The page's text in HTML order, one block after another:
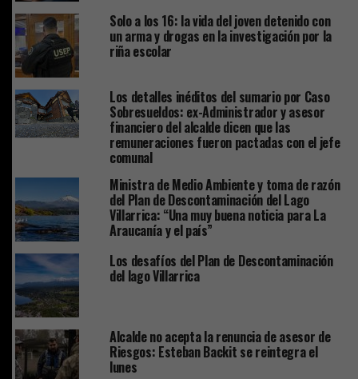
Solo a los 16: la vida del joven detenido con
un arma y drogas en la investigación por la
riña escolar
Los detalles inéditos del sumario por Caso
Sobresueldos: ex-Administrador y asesor
financiero del alcalde dicen que las
remuneraciones fueron pactadas con el jefe
comunal
Ministra de Medio Ambiente y toma de razón
del Plan de Descontaminación del Lago
Villarrica: “Una muy buena noticia para La
Araucanía y el país”
Los desafíos del Plan de Descontaminación
del lago Villarrica
Alcalde no acepta la renuncia de asesor de
Riesgos: Esteban Backit se reintegra el
lunes